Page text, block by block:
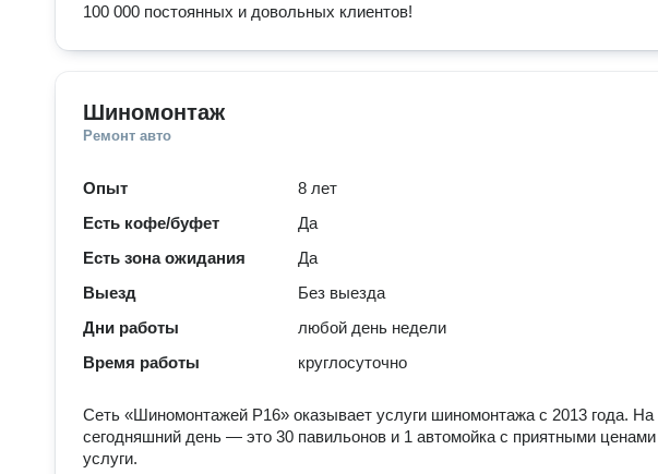
100 000 постоянных и довольных клиентов!
Шиномонтаж
Ремонт авто
Опыт
8 лет
Есть кофе/буфет
Да
Есть зона ожидания
Да
Выезд
Без выезда
Дни работы
любой день недели
Время работы
круглосуточно
Сеть «Шиномонтажей Р16» оказывает услуги шиномонтажа с 2013 года. На
сегодняшний день — это 30 павильонов и 1 автомойка с приятными
услуги.